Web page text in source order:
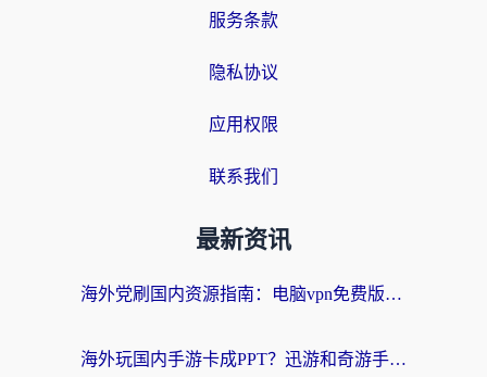
服务条款
隐私协议
应用权限
联系我们
最新资讯
海外党刷国内资源指南：电脑vpn免费版真的能用吗？选对加速器才是关键
海外玩国内手游卡成PPT？迅游和奇游手游哪个好？附真实VPN评测及番茄加速器体验